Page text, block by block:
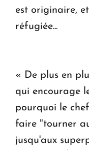
est originaire,
réfugiée...
« De plus en
qui encourage
pourquoi le
faire "tourner
jusqu'aux